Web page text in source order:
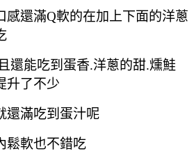
感還滿Q軟的在加上下面的洋蔥
還能吃到蛋香.洋蔥的甜.燻鮭
升了不少
還滿吃到蛋汁呢
鬆軟也不錯吃